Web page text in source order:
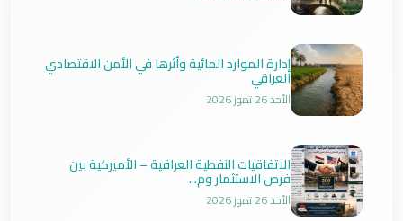
إدارة الموارد المائية وأثرها في الأمن الاقتصادي
العراقي
الأحد 26 تموز 2026
الاتفاقيات النفطية العراقية – الأميركية بين
فرص الاستثمار وم...
الأحد 26 تموز 2026